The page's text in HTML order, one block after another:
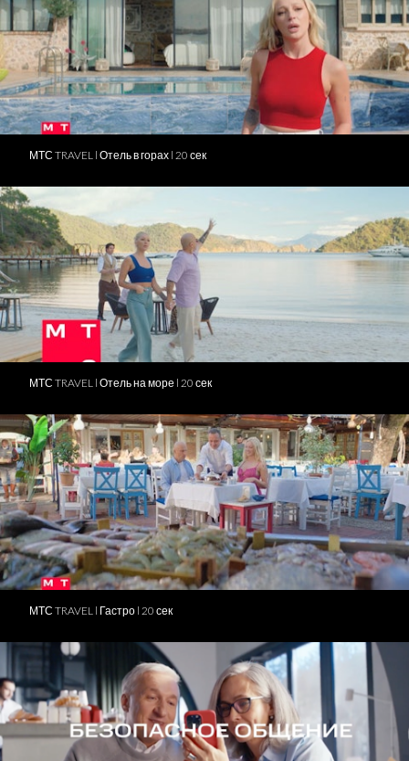
МТС TRAVEL l Отель в горах l 20 сек
МТС TRAVEL l Отель на море l 20 сек
МТС TRAVEL l Гастро l 20 сек